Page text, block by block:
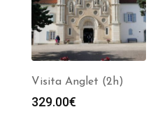
Visita Anglet (2h)
329.00€